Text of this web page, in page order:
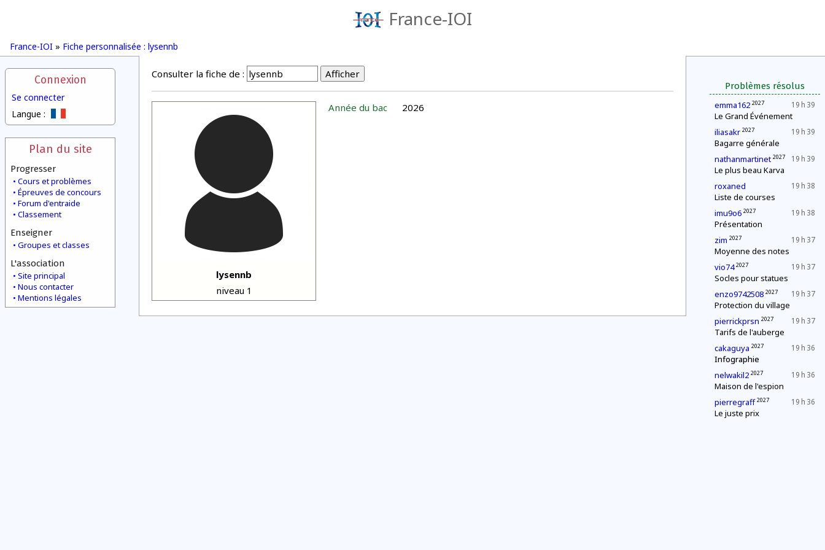
France-IOI
France-IOI » Fiche personnalisée : lysennb
Connexion
Se connecter
Langue :
Plan du site
Progresser
Cours et problèmes
Épreuves de concours
Forum d'entraide
Classement
Enseigner
Groupes et classes
L'association
Site principal
Nous contacter
Mentions légales
Problèmes résolus
19 h 39
emma162 2027
Le Grand Événement
19 h 39
iliasakr 2027
Bagarre générale
19 h 39
nathanmartinet 2027
Le plus beau Karva
19 h 38
roxaned
Liste de courses
19 h 38
imu9o6 2027
Présentation
19 h 37
zim 2027
Moyenne des notes
19 h 37
vio74 2027
Socles pour statues
19 h 37
enzo9742508 2027
Protection du village
19 h 37
pierrickprsn 2027
Tarifs de l'auberge
19 h 36
cakaguya 2027
Infographie
19 h 36
nelwakil2 2027
Maison de l'espion
19 h 36
pierregraff 2027
Le juste prix
Consulter la fiche de :
lysennb
niveau 1
Année du bac 2026